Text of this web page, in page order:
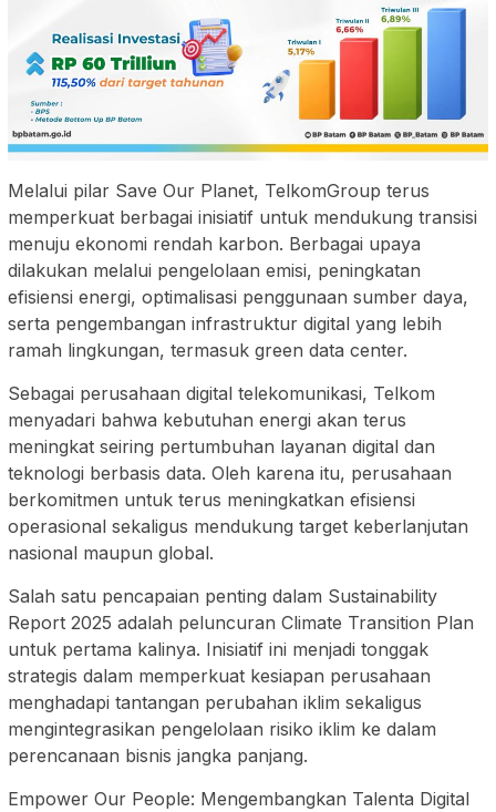
Melalui pilar Save Our Planet, TelkomGroup terus
memperkuat berbagai inisiatif untuk mendukung transisi
menuju ekonomi rendah karbon. Berbagai upaya
dilakukan melalui pengelolaan emisi, peningkatan
efisiensi energi, optimalisasi penggunaan sumber daya,
serta pengembangan infrastruktur digital yang lebih
ramah lingkungan, termasuk green data center.
Sebagai perusahaan digital telekomunikasi, Telkom
menyadari bahwa kebutuhan energi akan terus
meningkat seiring pertumbuhan layanan digital dan
teknologi berbasis data. Oleh karena itu, perusahaan
berkomitmen untuk terus meningkatkan efisiensi
operasional sekaligus mendukung target keberlanjutan
nasional maupun global.
Salah satu pencapaian penting dalam Sustainability
Report 2025 adalah peluncuran Climate Transition Plan
untuk pertama kalinya. Inisiatif ini menjadi tonggak
strategis dalam memperkuat kesiapan perusahaan
menghadapi tantangan perubahan iklim sekaligus
mengintegrasikan pengelolaan risiko iklim ke dalam
perencanaan bisnis jangka panjang.
Empower Our People: Mengembangkan Talenta Digital